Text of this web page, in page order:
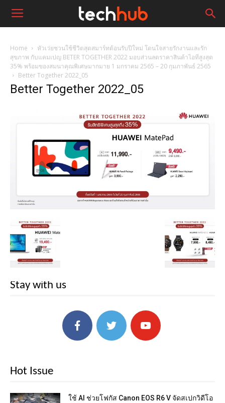
Home
หัวเว่ยชวนใช้ชีวิตสุดสมาร์ทต้อนรับปีใหม่ โดนใจสายรักงานและรัก
สุขภาพ กับแคมเปญ BETER TOGETHER 2022 มอบส่วนลดราคาสินค้าไอทีสูงสุด
35% พร้อมของสมนาคุณพิเศษมากมาย 1 มกราคม 2565 – 20 กุมภาพันธ์ 2565
Better Together 2022_05
Better Together 2022_05
Stay with us
Hot Issue
ใช้ AI ช่วยโฟกัส Canon EOS R6 V จัดสเปกวิดีโอ